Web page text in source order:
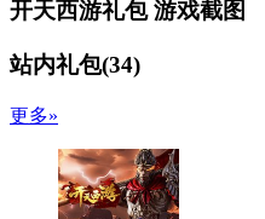
开天西游礼包游戏截图
站内礼包(34)
更多»